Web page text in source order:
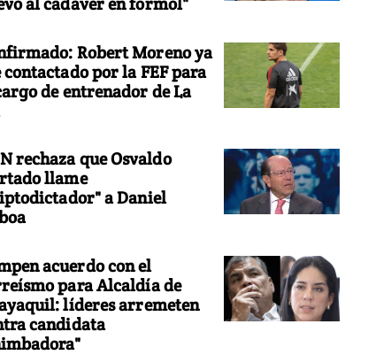
Robert Moreno ya
contactado por la FEF para
de entrenador de La
rechaza que Osvaldo
llame
a Daniel
acuerdo con el
para Alcaldía de
líderes arremeten
candidata